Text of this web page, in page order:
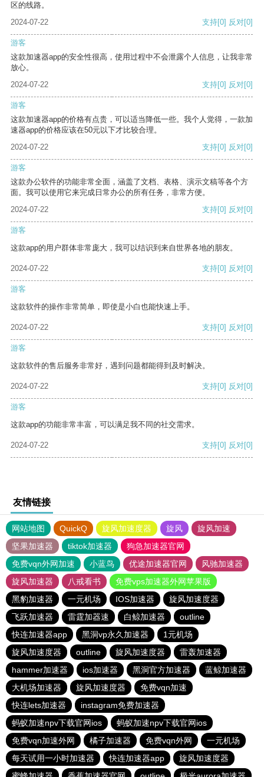
区的线路。
2024-07-22
支持[0] 反对[0]
游客
这款加速器app的安全性很高，使用过程中不会泄露个人信息，让我非常
放心。
2024-07-22
支持[0] 反对[0]
游客
这款加速器app的价格有点贵，可以适当降低一些。我个人觉得，一款加
速器app的价格应该在50元以下才比较合理。
2024-07-22
支持[0] 反对[0]
游客
这款办公软件的功能非常全面，涵盖了文档、表格、演示文稿等各个方
面。我可以使用它来完成日常办公的所有任务，非常方便。
2024-07-22
支持[0] 反对[0]
游客
这款app的用户群体非常庞大，我可以结识到来自世界各地的朋友。
2024-07-22 支持[0] 反对[0]
游客
这款软件的操作非常简单，即使是小白也能快速上手。
2024-07-22 支持[0] 反对[0]
游客
这款软件的售后服务非常好，遇到问题都能得到及时解决。
2024-07-22 支持[0] 反对[0]
游客
这款app的功能非常丰富，可以满足我不同的社交需求。
2024-07-22 支持[0] 反对[0]
友情链接
网站地图 QuickQ 旋风加速度器 旋风
旋风加速
坚果加速器
tiktok加速器
狗急加速器官网
免费vqn外网加速
小蓝鸟 优途加速器官网
风驰加速器
旋风加速器
八戒看书
免费vps加速器外网苹果版
黑豹加速器
一元机场 IOS加速器
旋风加速度器
飞跃加速器
雷霆加器速 白鲸加速器
outline
快连加速器app
黑洞vp永久加速器
1元机场
旋风加速度器
outline 旋风加速度器
雷轰加速器
hammer加速器
ios加速器 黑洞官方加速器
蓝鲸加速器
大机场加速器
旋风加速度器
免费vqn加速
快连lets加速器
instagram免费加速器
蚂蚁加速npv下载官网ios
蚂蚁加速npv下载官网ios
免费vqn加速外网
橘子加速器 免费vqn外网
一元机场
每天试用一小时加速器
快连加速器app
旋风加速度器